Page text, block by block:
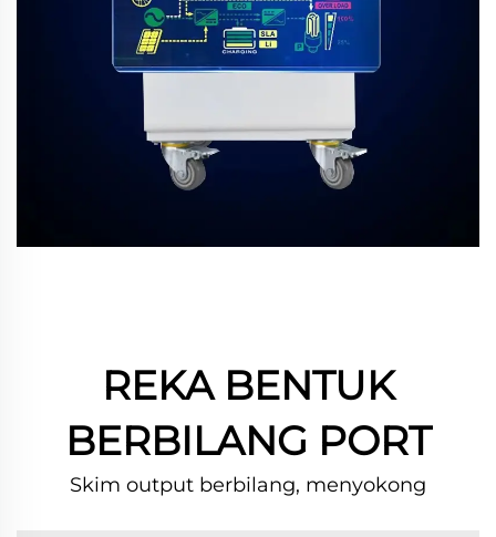
REKA BENTUK
BERBILANG PORT
Skim output berbilang, menyokong